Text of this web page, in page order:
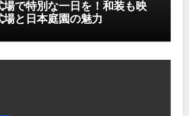
場で特別な一日を！和装も映
場と日本庭園の魅力